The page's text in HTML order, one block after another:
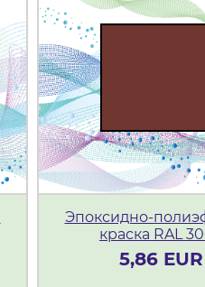
Эпоксидно-
краска RAL
5,86 EUR